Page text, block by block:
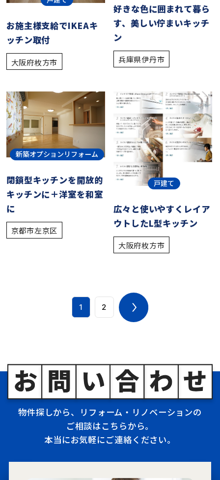
お施主様支給でIKEAキ
ッチン取付
大阪府枚方市
好きな色に囲まれて暮ら
す、美しい佇まいキッチ
ン
兵庫県伊丹市
新築オプションリフォーム
閉鎖型キッチンを開放的
キッチンに＋洋室を和室
に
京都市左京区
戸建て
広々と使いやすくレイア
ウトしたL型キッチン
大阪府枚方市
1 2
物件探しから、リフォーム・リノベーションの
ご相談はこちらから。
本当にお気軽にご連絡ください。